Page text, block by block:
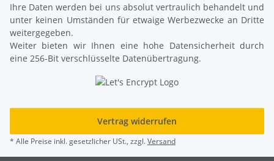
Ihre Daten werden bei uns absolut vertraulich behandelt und
unter keinen Umständen für etwaige Werbezwecke an Dritte
weitergegeben.
Weiter bieten wir Ihnen eine hohe Datensicherheit durch
eine 256-Bit verschlüsselte Datenübertragung.
Vertrag widerrufen
* Alle Preise inkl. gesetzlicher USt., zzgl.Versand